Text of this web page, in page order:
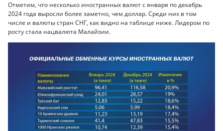
Отметим, что несколько иностранных валют с января по декабрь
2024 года выросли более заметно, чем доллар. Среди них в том
числе и валюты стран СНГ, как видно на таблице ниже. Лидером по
росту стала нацвалюта Малайзии.